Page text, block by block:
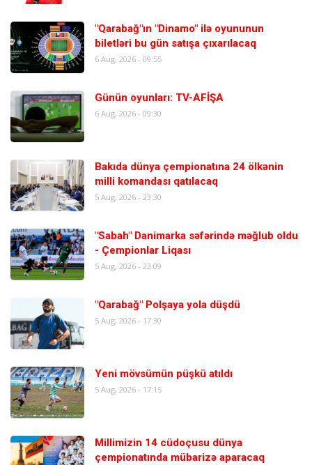
"Qarabağ"ın "Dinamo" ilə oyununun
biletləri bu gün satışa çıxarılacaq
6 Aug, 2026 - 09:55
Günün oyunları: TV-AFİŞA
6 Aug, 2026 - 09:30
Bakıda dünya çempionatına 24 ölkənin
milli komandası qatılacaq
5 Aug, 2026 - 23:30
"Sabah" Danimarka səfərində məğlub oldu
- Çempionlar Liqası
5 Aug, 2026 - 23:09
"Qarabağ" Polşaya yola düşdü
5 Aug, 2026 - 17:30
Yeni mövsümün püşkü atıldı
5 Aug, 2026 - 17:15
Millimizin 14 cüdoçusu dünya
çempionatında mübarizə aparacaq